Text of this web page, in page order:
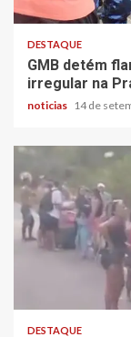
DESTAQUE
GMB detém
irregular na
noticias 14 de
DESTAQUE